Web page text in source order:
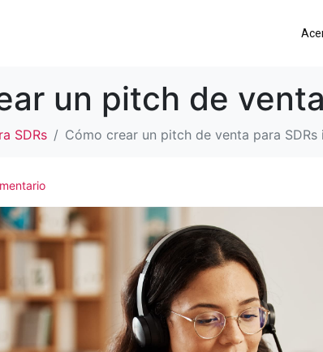
un pitch de
SDRs Cómo crear un pitch de venta para SDRs